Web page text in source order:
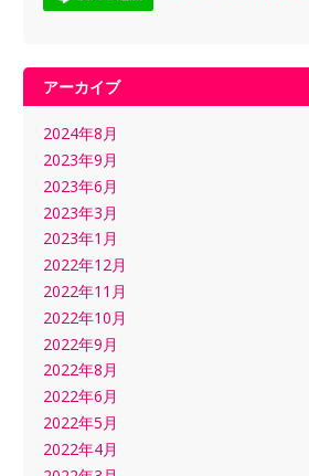
アーカイブ
2024年8月
2023年9月
2023年6月
2023年3月
2023年1月
2022年12月
2022年11月
2022年10月
2022年9月
2022年8月
2022年6月
2022年5月
2022年4月